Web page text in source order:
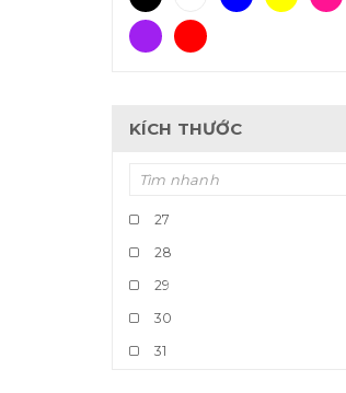
KÍCH THƯỚC
27
28
29
30
31